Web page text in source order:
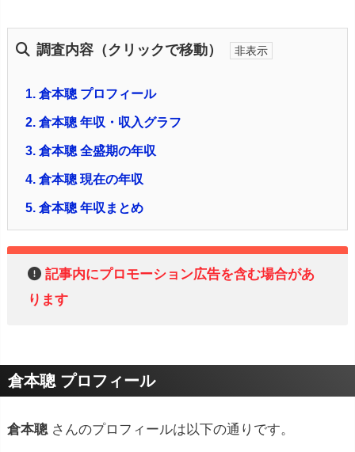
調査内容（クリックで移動）
1. 倉本聰 プロフィール
2. 倉本聰 年収・収入グラフ
3. 倉本聰 全盛期の年収
4. 倉本聰 現在の年収
5. 倉本聰 年収まとめ
記事内にプロモーション広告を含む場合があ
ります
倉本聰 プロフィール
倉本聰 さんのプロフィールは以下の通りです。